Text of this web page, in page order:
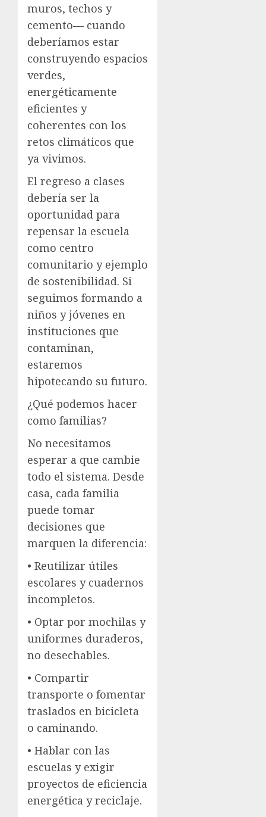
muros, techos y
cemento— cuando
deberíamos estar
construyendo espacios
verdes,
energéticamente
eficientes y
coherentes con los
retos climáticos que
ya vivimos.
El regreso a clases
debería ser la
oportunidad para
repensar la escuela
como centro
comunitario y ejemplo
de sostenibilidad. Si
seguimos formando a
niños y jóvenes en
instituciones que
contaminan,
estaremos
hipotecando su futuro.
¿Qué podemos hacer
como familias?
No necesitamos
esperar a que cambie
todo el sistema. Desde
casa, cada familia
puede tomar
decisiones que
marquen la diferencia:
• Reutilizar útiles
escolares y cuadernos
incompletos.
• Optar por mochilas y
uniformes duraderos,
no desechables.
• Compartir
transporte o fomentar
traslados en bicicleta
o caminando.
• Hablar con las
escuelas y exigir
proyectos de eficiencia
energética y reciclaje.